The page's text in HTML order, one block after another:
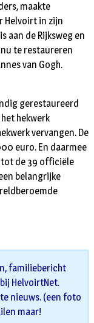
maakte
Helvoirt in zijn
aan de Rijksweg en
te restaureren
van Gogh.
gerestaureerd
hekwerk
vervangen. De
euro. En daarmee
tot de 39 officiële
belangrijke
familiebericht
HelvoirtNet.
nieuws. (een foto
maar!